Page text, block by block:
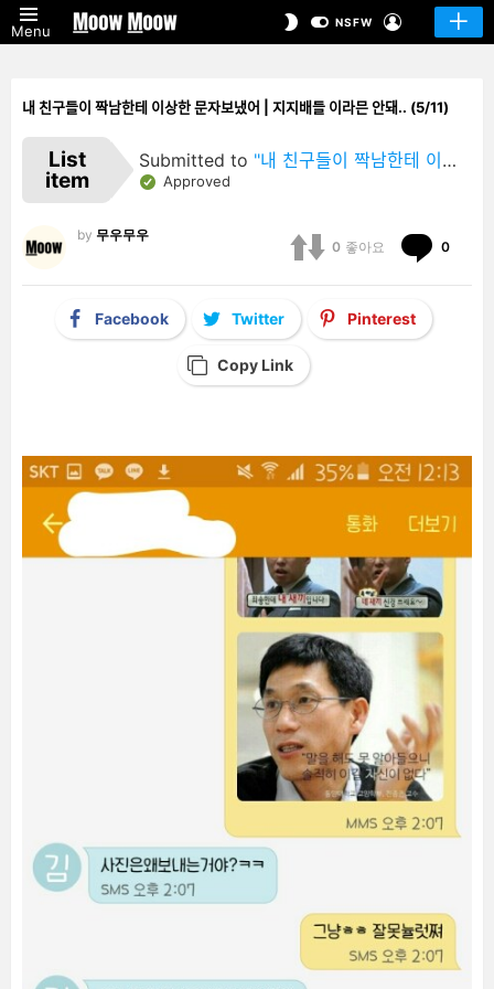
Menu
SWITCHNSFW
내 친구들이 짝남한테 이상한 문자보냈어 | 지지배들 이라믄 안돼.. (5/11)
List
item
Submitted to "내 친구들이 짝남한테 이상한 문자보냈어 | 지지배들 이라믄 안돼.."
Approved
by 무우무우
0 좋아요 0
Facebook Twitter Pinterest
Copy Link